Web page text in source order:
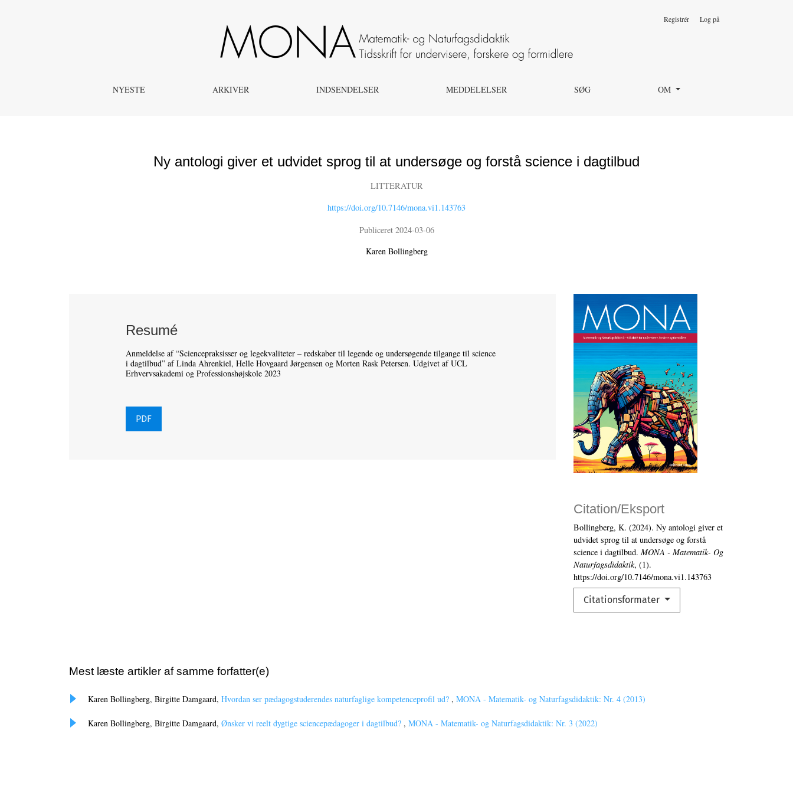
Ny antologi giver et udvidet sprog til at undersøge og forstå science i dagtilbud
NYESTE ARKIVER INDSENDELSER MEDDELELSER SØG OM
Registrér Log på
Ny antologi giver et udvidet sprog til at undersøge og forstå science i dagtilbud
LITTERATUR
https://doi.org/10.7146/mona.vi1.143763
Publiceret 2024-03-06
Karen Bollingberg
Citation/Eksport
Bollingberg, K. (2024). Ny antologi giver et
udvidet sprog til at undersøge og forstå
science i dagtilbud. MONA - Matematik- Og
Naturfagsdidaktik, (1).
https://doi.org/10.7146/mona.vi1.143763
Citationsformater
Resumé
Anmeldelse af “Sciencepraksisser og legekvaliteter – redskaber til legende og undersøgende tilgange til science
i dagtilbud” af Linda Ahrenkiel, Helle Hovgaard Jørgensen og Morten Rask Petersen. Udgivet af UCL
Erhvervsakademi og Professionshøjskole 2023
PDF
Mest læste artikler af samme forfatter(e)
Karen Bollingberg, Birgitte Damgaard, Hvordan ser pædagogstuderendes naturfaglige kompetenceprofil ud? , MONA - Matematik- og Naturfagsdidaktik: Nr. 4 (2013)
Karen Bollingberg, Birgitte Damgaard, Ønsker vi reelt dygtige sciencepædagoger i dagtilbud? , MONA - Matematik- og Naturfagsdidaktik: Nr. 3 (2022)